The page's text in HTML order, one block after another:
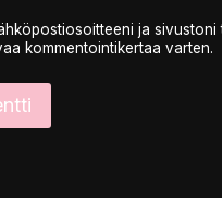
ja sivustoni
kommentointikertaa varten.